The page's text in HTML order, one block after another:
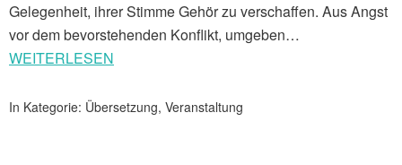
Gelegenheit, ihrer Stimme Gehör zu verschaffen. Aus Angst
vor dem bevorstehenden Konflikt, umgeben…
WEITERLESEN
In Kategorie: Übersetzung, Veranstaltung